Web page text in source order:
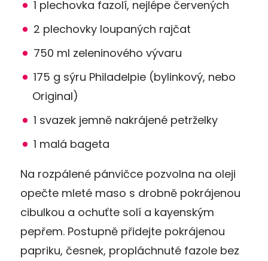
1 plechovka fazolí, nejlépe červených
2 plechovky loupaných rajčat
750 ml zeleninového vývaru
175 g sýru Philadelpie (bylinkový, nebo
Original)
1 svazek jemně nakrájené petrželky
1 malá bageta
Na rozpálené pánvičce pozvolna na oleji
opečte mleté maso s drobně pokrájenou
cibulkou a ochuťte solí a kayenským
pepřem. Postupně přidejte pokrájenou
papriku, česnek, propláchnuté fazole bez